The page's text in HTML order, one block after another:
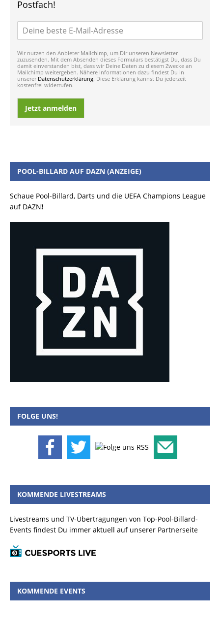
Postfach!
Wir nutzen den Anbieter Mailchimp, um Dir unseren Newsletter
zuzusenden. Mit dem Absenden dieses Formulars bestätigst Du, dass Du
damit einverstanden bist, dass wir Deine Daten zu diesem Zwecke an
Mailchimp weitergeben. Nähere Informationen dazu findest Du in
unserer Datenschutzerklärung. Diese Erklärung kannst Du jederzeit
kostenfrei widerrufen.
Jetzt anmelden
POOL-BILLARD AUF DAZN (ANZEIGE)
Schaue Pool-Billard, Darts und die UEFA Champions League
auf DAZN!
FOLGE UNS!
KOMMENDE LIVESTREAMS
Livestreams und TV-Übertragungen von Top-Pool-Billard-
Events findest Du immer aktuell auf unserer Partnerseite
KOMMENDE EVENTS